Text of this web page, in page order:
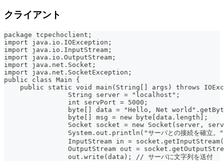
クライアント
package tcpechoclient;
import java.io.IOException;
import java.io.InputStream;
import java.io.OutputStream;
import java.net.Socket;
import java.net.SocketException;
public class Main {
public static void main(String[] args) throws
		String server = "localhost";
		int servPort = 5000;
byte[] data = "Hello, Net
		byte[] msg = new byte[data.length];
Socket socket = new Socket(server,
System.out.println("サーバとの接続を確立。
InputStream in =
OutputStream out =
		out.write(data); // サーバに文字列を送付